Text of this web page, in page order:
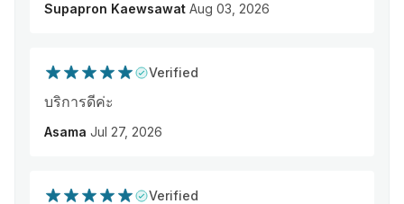
Supapron Kaewsawat Aug 03, 2026
Verified
บริการดีค่ะ
Asama Jul 27, 2026
Verified